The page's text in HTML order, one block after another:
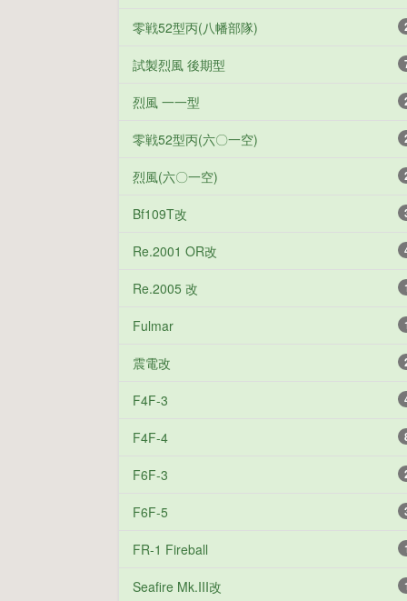
零戦52型丙(八幡部隊)
試製烈風 後期型
烈風 一一型
零戦52型丙(六〇一空)
烈風(六〇一空)
Bf109T改
Re.2001 OR改
Re.2005 改
Fulmar
震電改
F4F-3
F4F-4
F6F-3
F6F-5
FR-1 Fireball
Seafire Mk.III改